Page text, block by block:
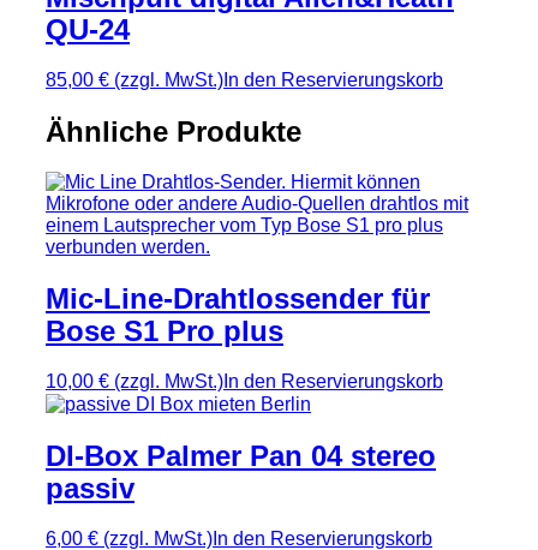
QU-24
85,00 € (zzgl. MwSt.) In den Reservierungskorb
Ähnliche Produkte
Mic-Line-Drahtlossender für
Bose S1 Pro plus
10,00 € (zzgl. MwSt.) In den Reservierungskorb
DI-Box Palmer Pan 04 stereo
passiv
6,00 € (zzgl. MwSt.) In den Reservierungskorb